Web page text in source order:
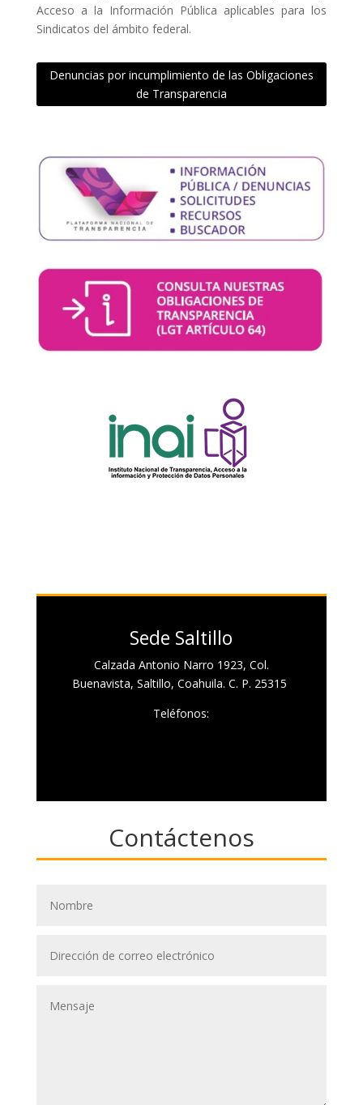
Acceso a la Información Pública aplicables para los
Sindicatos del ámbito federal.
Denuncias por incumplimiento de las Obligaciones
de Transparencia
Sede Saltillo
Calzada Antonio Narro 1923, Col.
Buenavista, Saltillo, Coahuila. C. P. 25315
Teléfonos:
Contáctenos